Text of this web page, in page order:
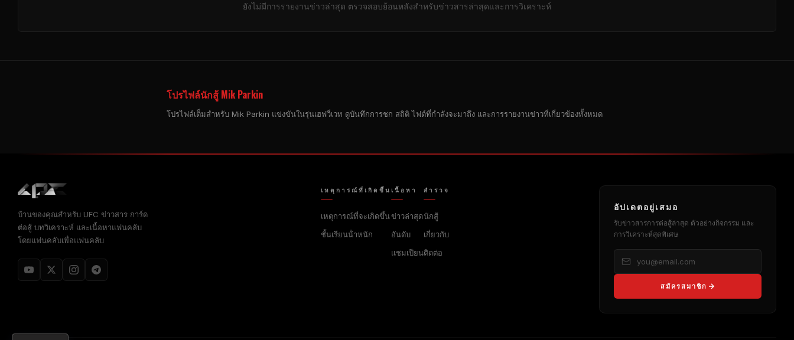
ยังไม่มีการรายงานข่าวล่าสุด ตรวจสอบย้อนหลังสําหรับข่าวสารล่าสุดและการวิเคราะห์
โปรไฟล์นักสู้ Mik Parkin
โปรไฟล์เต็มสําหรับ Mik Parkin แข่งขันในรุ่นเฮฟวี่เวท ดูบันทึกการชก สถิติ ไฟต์ที่กําลังจะมาถึง และการรายงานข่าวที่เกี่ยวข้องทั้งหมด
บ้านของคุณสําหรับ UFC ข่าวสาร การ์ด
ต่อสู้ บทวิเคราะห์ และเนื้อหาแฟนคลับ
โดยแฟนคลับเพื่อแฟนคลับ
เหตุการณ์ที่เกิดขึ้น
เหตุการณ์ที่จะเกิดขึ้น
ชั้นเรียนน้ําหนัก
เนื้อหา
ข่าวล่าสุด
อันดับ
แชมเปียน
สํารวจ
นักสู้
เกี่ยวกับ
ติดต่อ
อัปเดตอยู่เสมอ
รับข่าวสารการต่อสู้ล่าสุด ตัวอย่างกิจกรรม และ
การวิเคราะห์สุดพิเศษ
สมัครสมาชิก